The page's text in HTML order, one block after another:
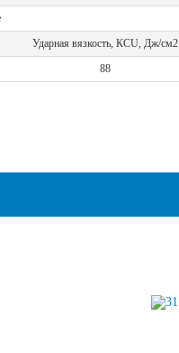
Ударная вязкость, КСU, Дж/см2
88